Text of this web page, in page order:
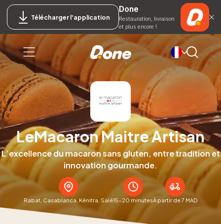
Télécharger l'application
Done
Restauration, livraison
et plus encore !
LeMacaron Maitre Artisan
L’excellence du macaron sans gluten, entre tradition et
innovation gourmande.
Rabat, Casablanca, Kénitra, Salé15-20 minutesÀ partir de 7 MAD